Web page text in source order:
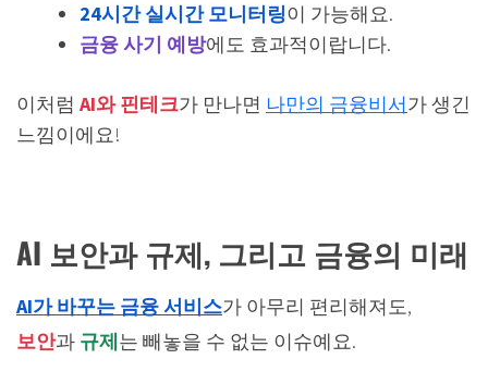
24시간 실시간 모니터링이 가능해요.
금융 사기 예방에도 효과적이랍니다.
이처럼 AI와 핀테크가 만나면 나만의 금융비서가 생긴
느낌이에요!
AI 보안과 규제, 그리고 금융의 미래
AI가 바꾸는 금융 서비스가 아무리 편리해져도,
보안과 규제는 빼놓을 수 없는 이슈예요.